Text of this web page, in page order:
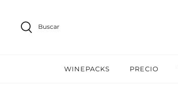
contenido
Buscar
WINEPACKS PRECIO